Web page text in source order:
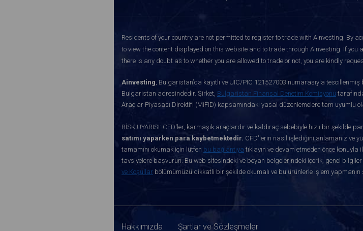
Residents of your country are not permitted to register to trade with Ainvesting. By
to view the content displayed on this website and to trade through Ainvesting. If
there is any doubt as to whether you are allowed to trade or not, you are kindly
Ainvesting, Bulgaristan’da kayıtlı ve UIC/PIC 121527003 numarasıyla
Bulgaristan adresindedir. Şirket, Bulgaristan Finansal Denetim Komisyonu
Araçlar Piyasası Direktifi (MiFID) kapsamındaki yasal düzenlemelere tam uyumlu
RİSK UYARISI: CFD'ler, karmaşık araçlardır ve kaldıraç sebebiyle hızlı bir şekilde
satımı yaparken para kaybetmektedir. CFD'lerin nasıl işlediğini anlamanız ve
tamamını okumak için lütfen bu bağlantıya tıklayın ve devam etmeden önce
tavsiyelere başvurun. Bu web sitesindeki ve beyan belgelerindeki içerik, genel
ve Koşullar bölümümüzü dikkatli bir şekilde okumalı ve bu ürünlerle işlem yapmanın
Hakkımızda Şartlar ve Sözleşmeler